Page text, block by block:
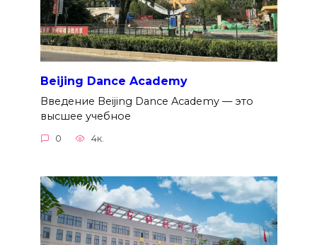
Beijing Dance Academy
Введение Beijing Dance Academy — это
высшее учебное
0 4к.